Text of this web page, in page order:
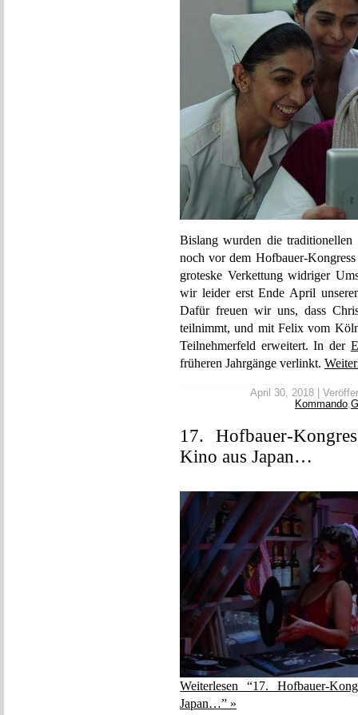
Bislang wurden die traditionellen
noch vor dem Hofbauer-
groteske Verkettung widriger
wir leider erst Ende April
Dafür freuen wir uns, dass
teilnimmt, und mit Felix vom
Teilnehmerfeld erweitert. In der
früheren Jahrgänge verlinkt.
April 30, 2018 |
Kommando,
17. Hofbauer-
Kino aus Japan…
Weiterlesen “17. Hofbauer-
Japan…” »